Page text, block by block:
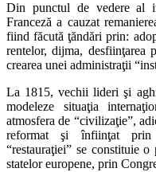
Din punctul de vedere al
Franceză a cauzat
fiind făcută ţăndări prin:
rentelor, dijma, desfiinţarea
crearea unei administraţii
La 1815, vechii lideri şi
modeleze situaţia
atmosfera de “civilizaţie”,
reformat şi înfiinţat prin
“restauraţiei” se constituie
statelor europene, prin